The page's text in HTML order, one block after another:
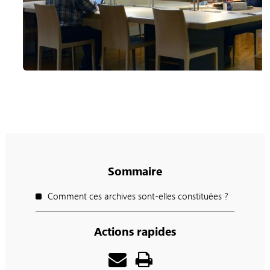
Sommaire
Comment ces archives sont-elles constituées ?
Actions rapides